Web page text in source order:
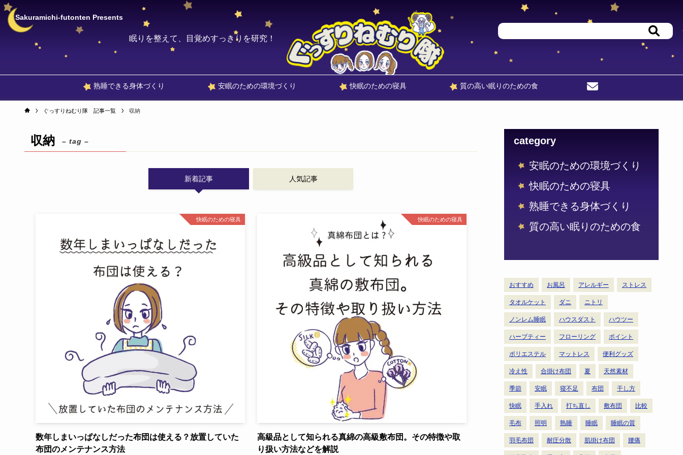
眠りを整えて、目覚めすっきりを研究！
Sakuramichi-futonten Presents
熟睡できる身体づくり 安眠のための環境づくり 快眠のための寝具 質の高い眠りのための食
ぐっすりねむり隊 記事一覧 収納
収納 – tag –
新着記事 人気記事
快眠のための寝具
数年しまいっぱなしだった布団は使える？放置していた
布団のメンテナンス方法
快眠のための寝具
高級品として知られる真綿の高級敷布団。その特徴や取
り扱い方法などを解説
category
安眠のための環境づくり
快眠のための寝具
熟睡できる身体づくり
質の高い眠りのための食
おすすめ お風呂 アレルギー ストレス
タオルケット ダニ ニトリ
ノンレム睡眠 ハウスダスト ハウツー
ハーブティー フローリング ポイント
ポリエステル マットレス 便利グッズ
冷え性 合掛け布団 夏 天然素材
季節 安眠 寝不足 布団 干し方
快眠 手入れ 打ち直し 敷布団 比較
毛布 照明 熟睡 睡眠 睡眠の質
羽毛布団 耐圧分散 肌掛け布団 腰痛